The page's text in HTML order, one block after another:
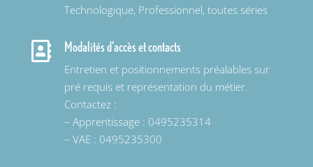
Technologique, Professionnel, toutes séries
 Modalités d'accès et contacts
Entretien et positionnements préalables sur
pré requis et représentation du métier.
Contactez :
– Apprentissage : 0495235314
– VAE : 0495235300